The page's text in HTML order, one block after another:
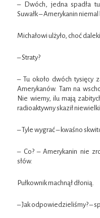
– Dwóch, jedna spadła
Suwałk – Amerykanin
Michałowi ulżyło, choć
– Straty?
– Tu około dwóch tysięcy
Amerykanów. Tam na
Nie wiemy, ilu mają
radioaktywny skaził
– Tyle wygrać – kwaśno
– Co? – Amerykanin nie
słów.
Pułkownik machnął dłonią.
– Jak odpowiedzieliśmy? –